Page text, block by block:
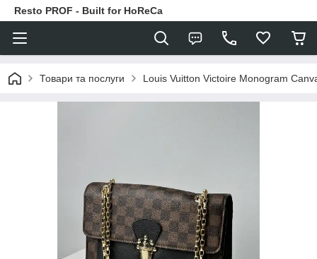
Resto PROF - Built for HoReCa
Товари та послуги Louis Vuitton Victoire Monogram